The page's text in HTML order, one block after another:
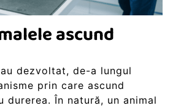
ascund
dezvoltat, de-a lungul
prin care ascund
durerea. În natură, un animal